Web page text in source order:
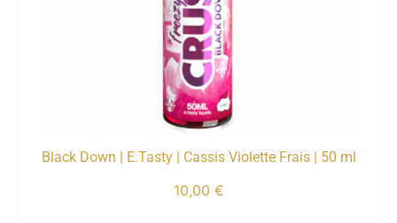
Black Down | E.Tasty | Cassis Violette Frais | 50 ml
10,00 €